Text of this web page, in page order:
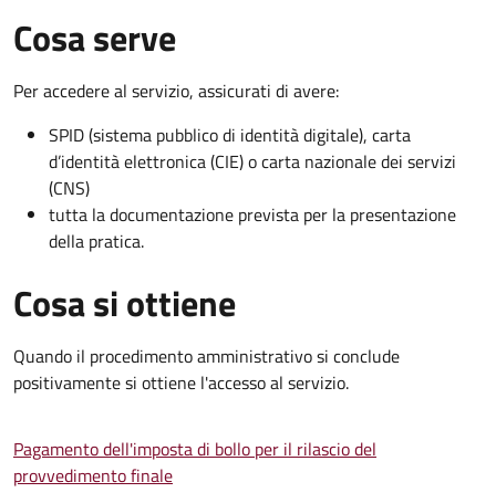
Cosa serve
Per accedere al servizio, assicurati di avere:
SPID (sistema pubblico di identità digitale), carta
d’identità elettronica (CIE) o carta nazionale dei servizi
(CNS)
tutta la documentazione prevista per la presentazione
della pratica.
Cosa si ottiene
Quando il procedimento amministrativo si conclude
positivamente si ottiene l'accesso al servizio.
Pagamento dell'imposta di bollo per il rilascio del
provvedimento finale